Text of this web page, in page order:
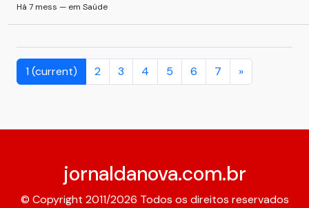
Há 7 mess — em Saúde
1 (current) 2 3 4 5 6 7 »
jornaldanova.com.br
© Copyright 2011/2026 Todos os direitos reservados